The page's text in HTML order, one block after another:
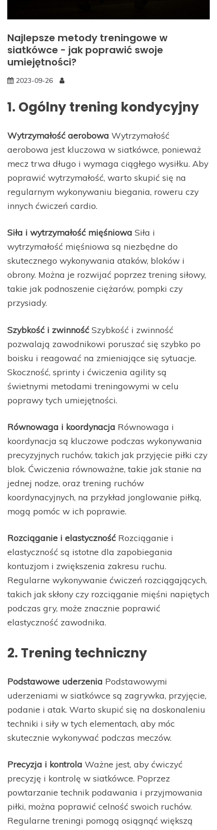
Najlepsze metody treningowe w
siatkówce - jak poprawić swoje
umiejętności?
2023-09-26
1. Ogólny trening kondycyjny
Wytrzymałość aerobowa Wytrzymałość
aerobowa jest kluczowa w siatkówce, ponieważ
mecz trwa długo i wymaga ciągłego wysiłku. Aby
poprawić wytrzymałość, warto skupić się na
regularnym wykonywaniu biegania, roweru czy
innych ćwiczeń cardio.
Siła i wytrzymałość mięśniowa Siła i
wytrzymałość mięśniowa są niezbędne do
skutecznego wykonywania ataków, bloków i
obrony. Można je rozwijać poprzez trening siłowy,
takie jak podnoszenie ciężarów, pompki czy
przysiady.
Szybkość i zwinność Szybkość i zwinność
pozwalają zawodnikowi poruszać się szybko po
boisku i reagować na zmieniające się sytuacje.
Skoczność, sprinty i ćwiczenia agility są
świetnymi metodami treningowymi w celu
poprawy tych umiejętności.
Równowaga i koordynacja Równowaga i
koordynacja są kluczowe podczas wykonywania
precyzyjnych ruchów, takich jak przyjęcie piłki czy
blok. Ćwiczenia równoważne, takie jak stanie na
jednej nodze, oraz trening ruchów
koordynacyjnych, na przykład jonglowanie piłką,
mogą pomóc w ich poprawie.
Rozciąganie i elastyczność Rozciąganie i
elastyczność są istotne dla zapobiegania
kontuzjom i zwiększenia zakresu ruchu.
Regularne wykonywanie ćwiczeń rozciągających,
takich jak skłony czy rozciąganie mięśni napiętych
podczas gry, może znacznie poprawić
elastyczność zawodnika.
2. Trening techniczny
Podstawowe uderzenia Podstawowymi
uderzeniami w siatkówce są zagrywka, przyjęcie,
podanie i atak. Warto skupić się na doskonaleniu
techniki i siły w tych elementach, aby móc
skutecznie wykonywać podczas meczów.
Precyzja i kontrola Ważne jest, aby ćwiczyć
precyzję i kontrolę w siatkówce. Poprzez
powtarzanie technik podawania i przyjmowania
piłki, można poprawić celność swoich ruchów.
Regularne treningi pomogą osiągnąć większą